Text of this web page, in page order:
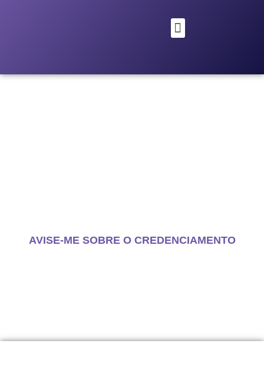
AVISE-ME SOBRE O CREDENCIAMENTO